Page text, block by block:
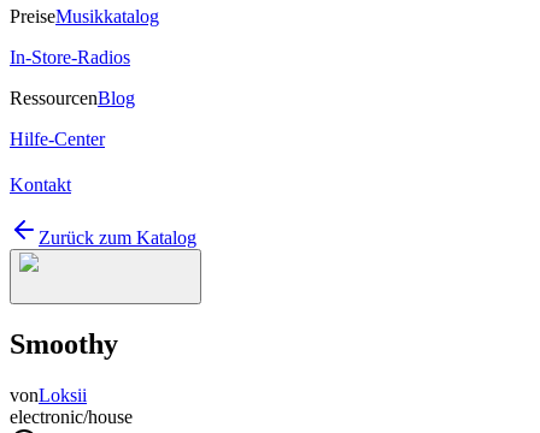
PreiseMusikkatalog
In-Store-Radios
RessourcenBlog
Hilfe-Center
Kontakt
Zurück zum Katalog
Smoothy
vonLoksii
electronic/house